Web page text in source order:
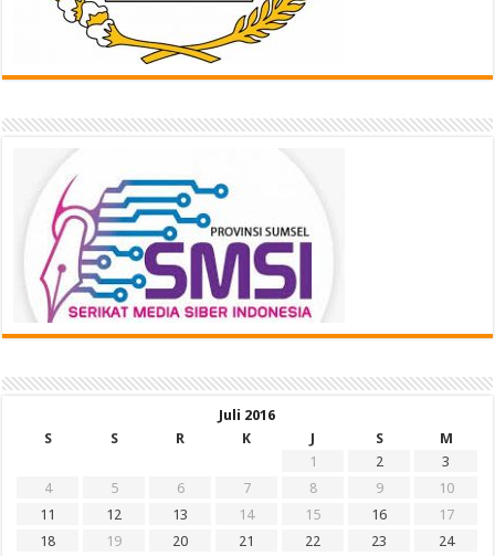
Juli 2016
S
S R K J S
M
1
2
3
4
5 6 7 8 9
10
11
12 13 14 15 16
17
18
19 20 21 22 23
24